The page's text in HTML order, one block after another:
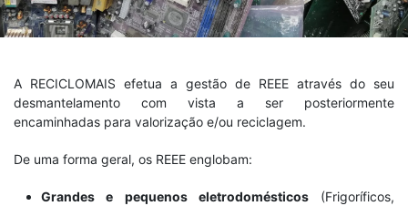
A RECICLOMAIS efetua a gestão de REEE através do seu
desmantelamento com vista a ser posteriormente
encaminhadas para valorização e/ou reciclagem.
De uma forma geral, os REEE englobam:
Grandes e pequenos eletrodomésticos(Frigoríficos,